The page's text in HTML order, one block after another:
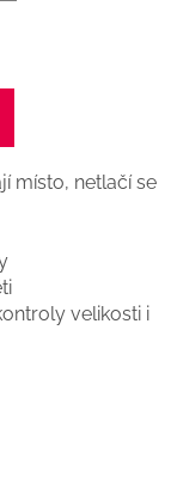
místo, netlačí se
velikosti i